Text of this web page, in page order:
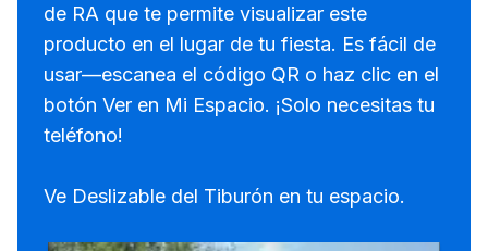
de RA que te permite visualizar este
producto en el lugar de tu fiesta. Es fácil de
usar—escanea el código QR o haz clic en el
botón Ver en Mi Espacio. ¡Solo necesitas tu
teléfono!
Ve Deslizable del Tiburón en tu espacio.